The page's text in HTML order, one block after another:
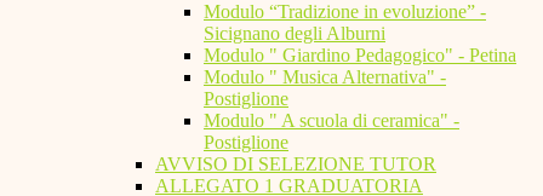
Modulo “Tradizione in evoluzione” -
Sicignano degli Alburni
Modulo " Giardino Pedagogico" - Petina
Modulo " Musica Alternativa" -
Postiglione
Modulo " A scuola di ceramica" -
Postiglione
AVVISO DI SELEZIONE TUTOR
ALLEGATO 1 GRADUATORIA